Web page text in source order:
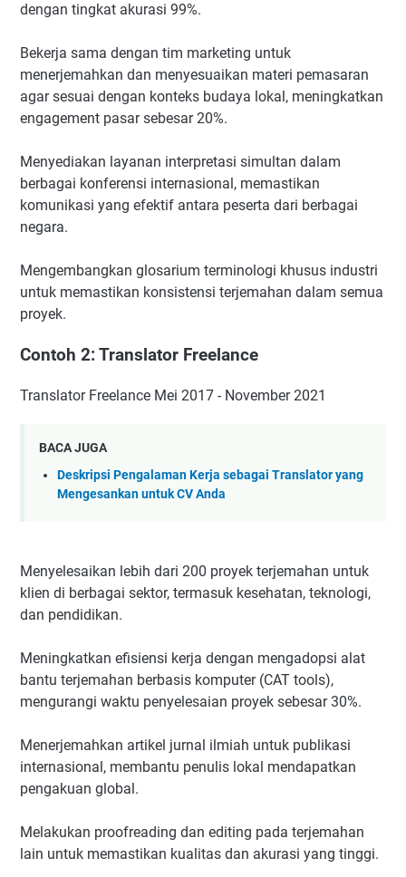
dengan tingkat akurasi 99%.
Bekerja sama dengan tim marketing untuk
menerjemahkan dan menyesuaikan materi pemasaran
agar sesuai dengan konteks budaya lokal, meningkatkan
engagement pasar sebesar 20%.
Menyediakan layanan interpretasi simultan dalam
berbagai konferensi internasional, memastikan
komunikasi yang efektif antara peserta dari berbagai
negara.
Mengembangkan glosarium terminologi khusus industri
untuk memastikan konsistensi terjemahan dalam semua
proyek.
Contoh 2: Translator Freelance
Translator Freelance Mei 2017 - November 2021
BACA JUGA
Deskripsi Pengalaman Kerja sebagai Translator yang
Mengesankan untuk CV Anda
Menyelesaikan lebih dari 200 proyek terjemahan untuk
klien di berbagai sektor, termasuk kesehatan, teknologi,
dan pendidikan.
Meningkatkan efisiensi kerja dengan mengadopsi alat
bantu terjemahan berbasis komputer (CAT tools),
mengurangi waktu penyelesaian proyek sebesar 30%.
Menerjemahkan artikel jurnal ilmiah untuk publikasi
internasional, membantu penulis lokal mendapatkan
pengakuan global.
Melakukan proofreading dan editing pada terjemahan
lain untuk memastikan kualitas dan akurasi yang tinggi.